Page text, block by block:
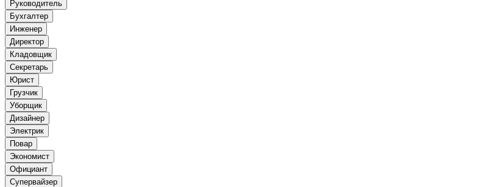
Руководитель
Бухгалтер
Инженер
Директор
Кладовщик
Секретарь
Юрист
Грузчик
Уборщик
Дизайнер
Электрик
Повар
Экономист
Официант
Супервайзер